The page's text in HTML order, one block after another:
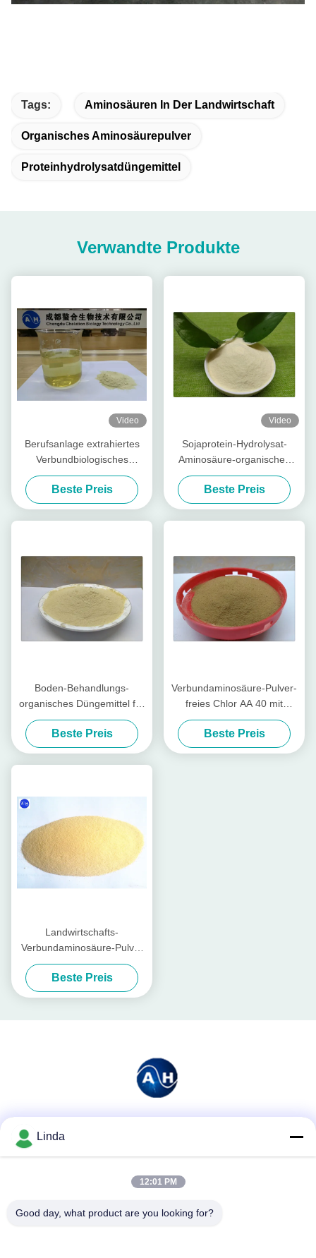
Tags: Aminosäuren In Der Landwirtschaft
Organisches Aminosäurepulver
Proteinhydrolysatdüngemittel
Verwandte Produkte
Video
Berufsanlage extrahiertes
Verbundbiologisches
Düngemittel des
aminosäure-Pulver-70%
Beste Preis
Video
Sojaprotein-Hydrolysat-
Aminosäure-organisches
Düngemittel 80
Beste Preis
Boden-Behandlungs-
organisches Düngemittel für
Gemüse mit Aminosäure-
Nahrung
Beste Preis
Verbundaminosäure-Pulver-
freies Chlor AA 40 mit
Tierquelle für Kartoffel
Beste Preis
Landwirtschafts-
Verbundaminosäure-Pulver
organisches wasserlösliches
20kg/Tasche
Beste Preis
Linda
12:01 PM
Good day, what product are you looking for?